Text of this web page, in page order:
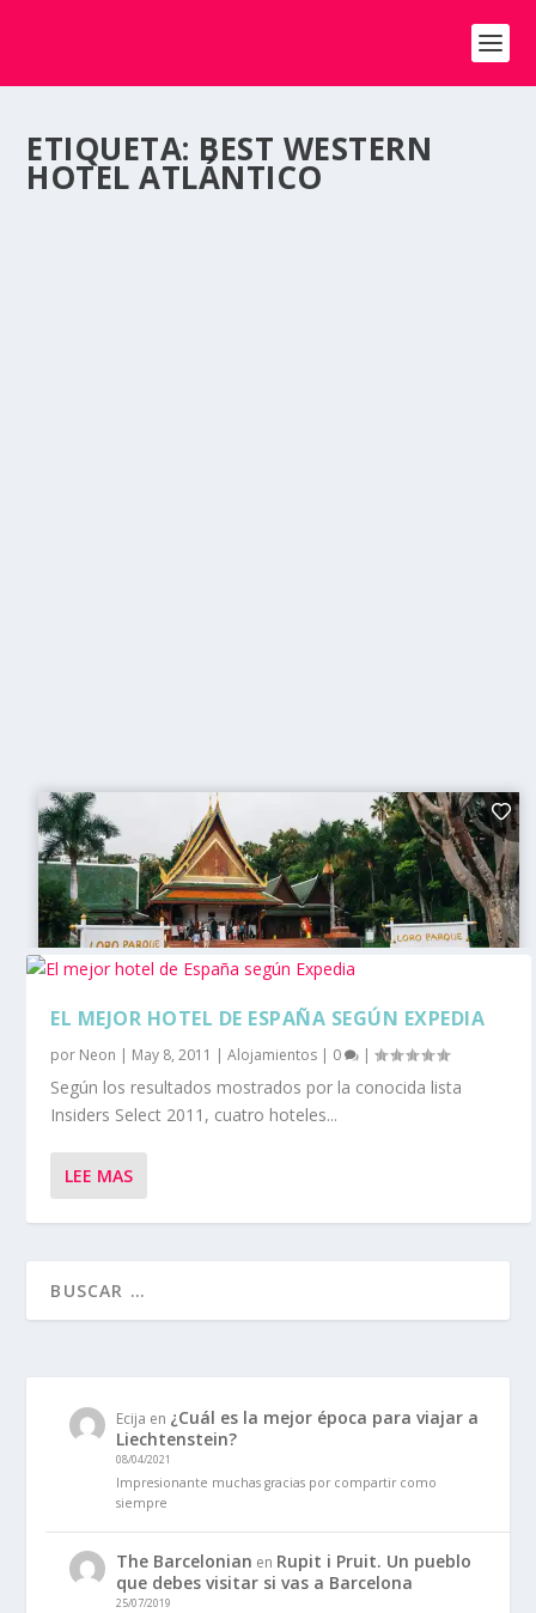
ETIQUETA: BEST WESTERN
HOTEL ATLÁNTICO
EL MEJOR HOTEL DE ESPAÑA SEGÚN EXPEDIA
por Neon | May 8, 2011 |Alojamientos | 0 |
Según los resultados mostrados por la conocida lista
Insiders Select 2011, cuatro hoteles...
LEE MAS
Ecija en ¿Cuál es la mejor época para viajar a
Liechtenstein?
08/04/2021
Impresionante muchas gracias por compartir como
siempre
The Barcelonian en Rupit i Pruit. Un pueblo
que debes visitar si vas a Barcelona
25/07/2019